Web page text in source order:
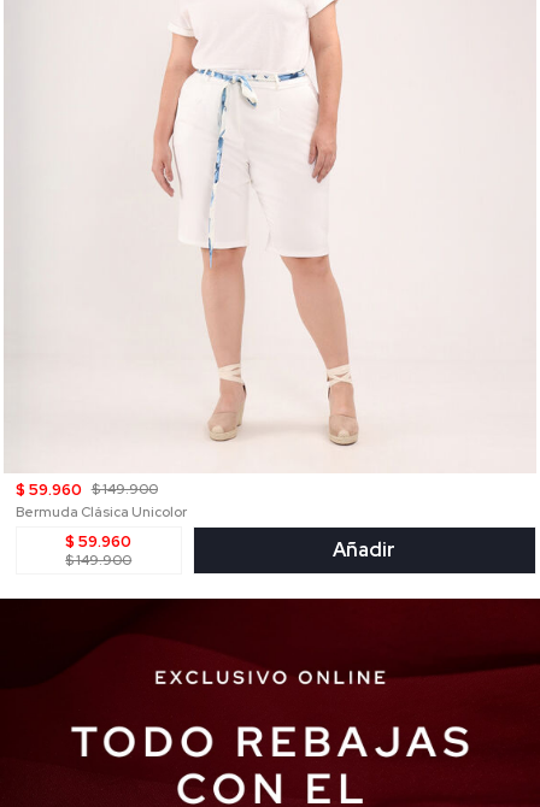
$ 59.960 $ 149.900
Bermuda Clásica Unicolor
$ 59.960
$ 149.900 Añadir